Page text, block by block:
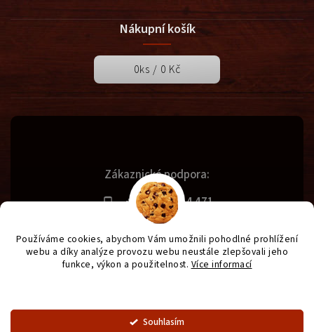
Používáme cookies, abychom Vám umožnili pohodlné prohlížení
webu a díky analýze provozu webu neustále zlepšovali jeho
funkce, výkon a použitelnost. Více informací
Souhlasím
Zákaznická podpora:
+420 731 614 471
info@svetgrilu.cz
Nákupní košík
0ks / 0 Kč